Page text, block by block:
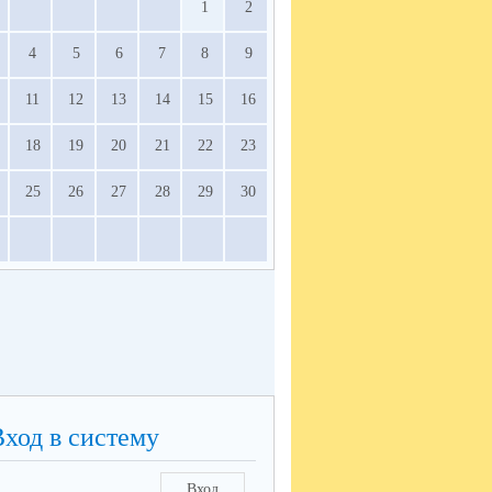
1 2
4 5 6 7 8 9
11 12 13 14 15 16
18 19 20 21 22 23
25 26 27 28 29 30
в систему